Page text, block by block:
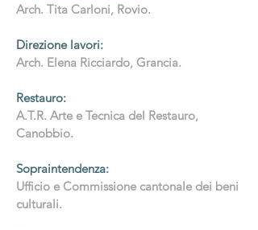
Arch. Tita Carloni, Rovio.
Direzione lavori:
Arch. Elena Ricciardo, Grancia.
Restauro:
A.T.R. Arte e Tecnica del Restauro,
Canobbio.
Sopraintendenza:
Ufficio e Commissione cantonale dei beni
culturali.